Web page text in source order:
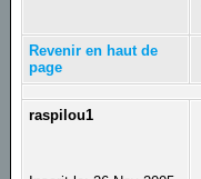
Revenir en haut de
page
raspilou1